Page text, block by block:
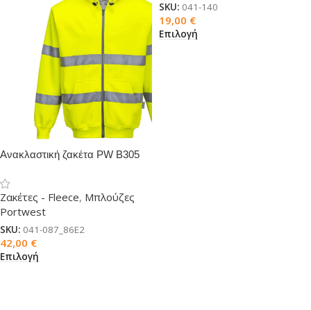
Ανακλαστική ζακέτα PW B305
Ζακέτες - Fleece, Μπλούζες
Portwest
SKU: 041-087_86E2
42,00 €
Επιλογή
SKU: 041-140
19,00 €
Επιλογή